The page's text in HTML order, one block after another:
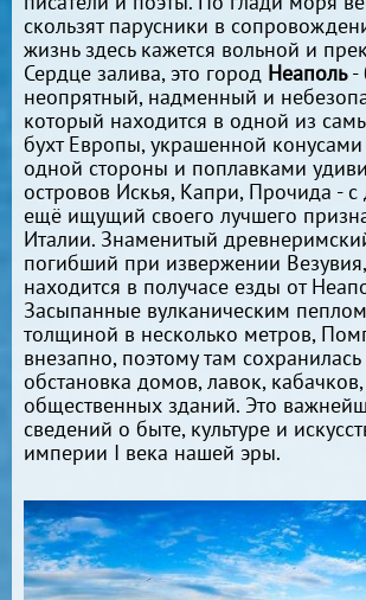
скользят парусники в
жизнь здесь кажется вольной и
Сердце залива, это город Неаполь-
неопрятный, надменный и
который находится в одной из
бухт Европы, украшенной конусами
одной стороны и поплавками
островов Искья, Капри, Прочида - с
ещё ищущий своего лучшего
Италии. Знаменитый
погибший при извержении Везувия,
находится в получасе езды от
Засыпанные вулканическим
толщиной в несколько метров,
внезапно, поэтому там сохранилась
обстановка домов, лавок, кабачков,
общественных зданий. Это
сведений о быте, культуре и
империи I века нашей эры.